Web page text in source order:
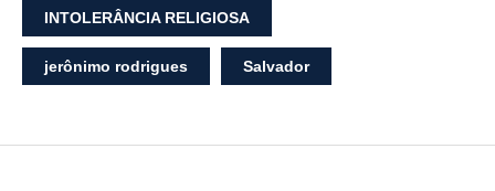
INTOLERÂNCIA RELIGIOSA
jerônimo rodrigues Salvador